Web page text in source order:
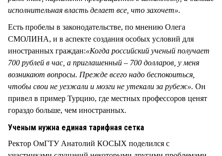
исполнительная власть делает все, что захочет».
Есть пробелы в законодательстве, по мнению Олега
СМОЛИНА, и в аспекте создания особых условий для
иностранных граждан:«Когда российский ученый получает
700 рублей в час, а приглашенный – 700 долларов, у меня
возникают вопросы. Прежде всего надо беспокоиться,
чтобы свои не уезжали и мозги не утекали за рубеж». Он
привел в пример Турцию, где местных профессоров ценят
гораздо больше, чем иностранных.
Ученым нужна единая тарифная сетка
Ректор ОмГТУ Анатолий КОСЫХ поделился с